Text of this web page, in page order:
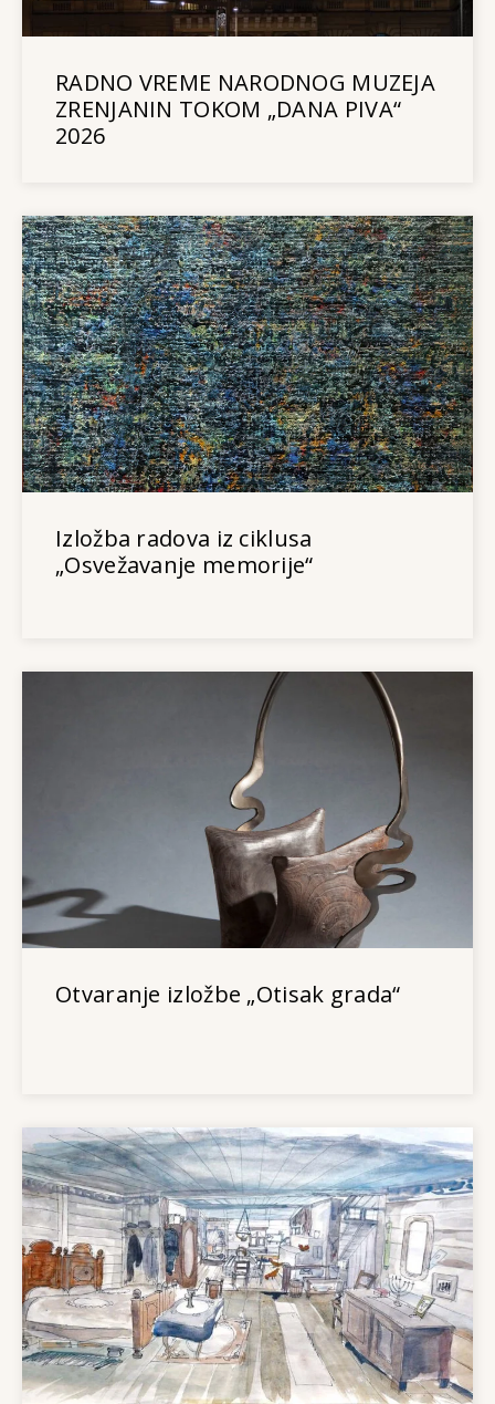
RADNO VREME NARODNOG MUZEJA
ZRENJANIN TOKOM „DANA PIVA“
2026
Izložba radova iz ciklusa
„Osvežavanje memorije“
Otvaranje izložbe „Otisak grada“